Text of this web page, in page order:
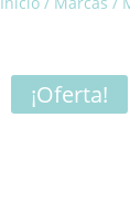
¡Oferta!